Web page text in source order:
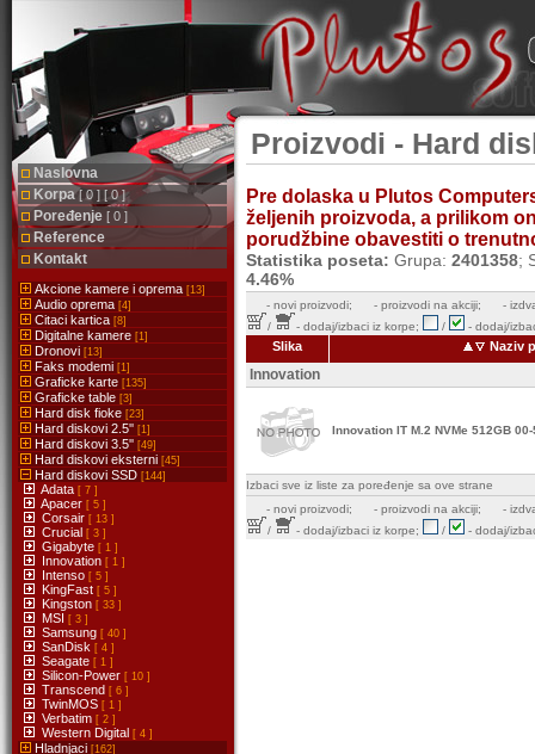
Naslovna
Korpa[ 0 ] [ 0 ]
Poređenje [ 0 ]
Reference
Kontakt
Akcione kamere i oprema [13]
Audio oprema [4]
Citaci kartica [8]
Digitalne kamere [1]
Dronovi [13]
Faks modemi [1]
Graficke karte [135]
Graficke table [3]
Hard disk fioke [23]
Hard diskovi 2.5'' [1]
Hard diskovi 3.5'' [49]
Hard diskovi eksterni [45]
Hard diskovi SSD [144]
Adata [ 7 ]
Apacer [ 5 ]
Corsair [ 13 ]
Crucial [ 3 ]
Gigabyte [ 1 ]
Innovation [ 1 ]
Intenso [ 5 ]
KingFast [ 5 ]
Kingston [ 33 ]
MSI [ 3 ]
Samsung [ 40 ]
SanDisk [ 4 ]
Seagate [ 1 ]
Silicon-Power [ 10 ]
Transcend [ 6 ]
TwinMOS [ 1 ]
Verbatim [ 2 ]
Western Digital [ 4 ]
Hladnjaci [162]
Proizvodi - Hard
Pre dolaska u Plutos
željenih proizvoda, a prilikom
porudžbine obavestiti o
Statistika poseta: Grupa: 2401358;
4.46%
- novi proizvodi; - proizvodi na akciji;
-
/
- dodaj/izbaci iz korpe; / - dodaj/
Slika Naziv
Innovation
Innovation IT M.2 NVMe 512GB 00-
Izbaci sve iz liste za poređenje sa ove strane
- novi proizvodi; - proizvodi na akciji;
-
/
- dodaj/izbaci iz korpe; / - dodaj/